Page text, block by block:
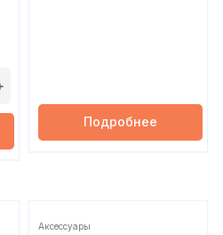
Подробнее
Аксессуары